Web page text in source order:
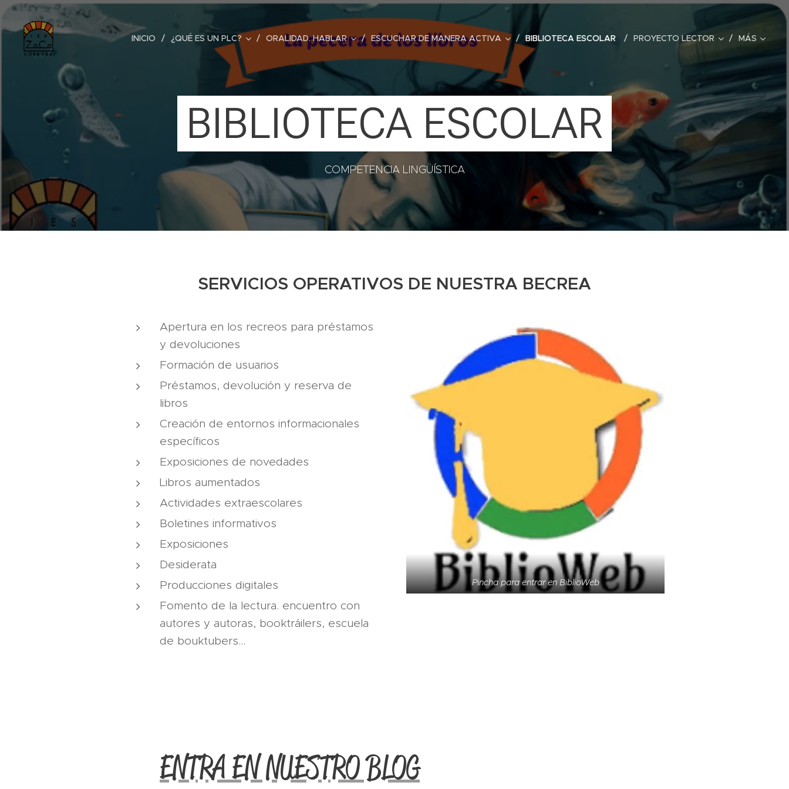
INICIO ¿QUÉ ES UN PLC? ORALIDAD. HABLAR ESCUCHAR DE MANERA ACTIVA BIBLIOTECA ESCOLAR PROYECTO LECTOR MÁS
BIBLIOTECA ESCOLAR
COMPETENCIA LINGÜÍSTICA
SERVICIOS OPERATIVOS DE NUESTRA BECREA
Apertura en los recreos para préstamos
y devoluciones
Formación de usuarios
Préstamos, devolución y reserva de
libros
Creación de entornos informacionales
específicos
Exposiciones de novedades
Libros aumentados
Actividades extraescolares
Boletines informativos
Exposiciones
Desiderata
Producciones digitales
Fomento de la lectura. encuentro con
autores y autoras, booktráilers, escuela
de bouktubers...
Pincha para entrar en BiblioWeb
ENTRA EN NUESTRO BLOG